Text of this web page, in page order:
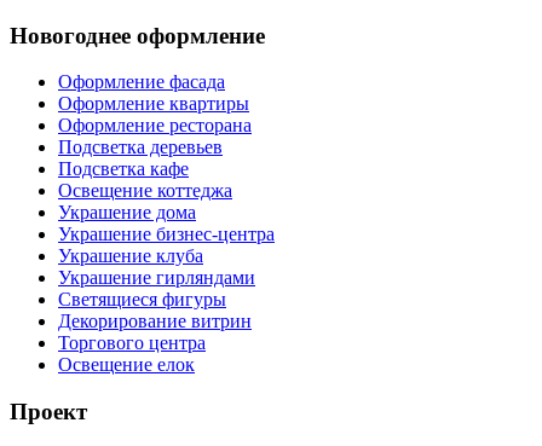
Новогоднее оформление
Оформление фасада
Оформление квартиры
Оформление ресторана
Подсветка деревьев
Подсветка кафе
Освещение коттеджа
Украшение дома
Украшение бизнес-центра
Украшение клуба
Украшение гирляндами
Светящиеся фигуры
Декорирование витрин
Торгового центра
Освещение елок
Проект